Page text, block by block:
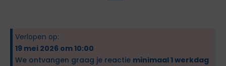
Verlopen op:
19 mei 2026 om 10:00
We ontvangen graag je reactie minimaal 1 werkdag